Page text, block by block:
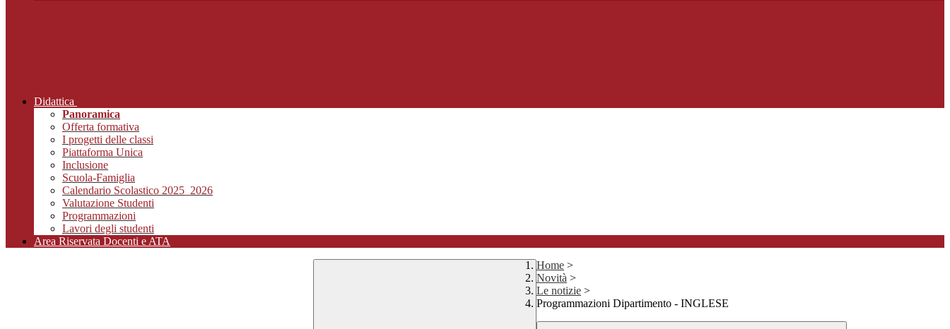
Didattica
Panoramica
Offerta formativa
I progetti delle classi
Piattaforma Unica
Inclusione
Scuola-Famiglia
Calendario Scolastico 2025_2026
Valutazione Studenti
Programmazioni
Lavori degli studenti
Area Riservata Docenti e ATA
Home >
Novità >
Le notizie >
Programmazioni Dipartimento - INGLESE